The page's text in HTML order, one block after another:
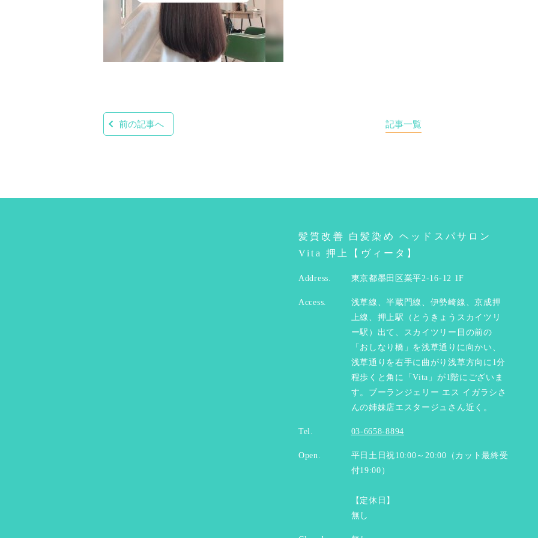
前の記事へ 記事一覧
髪質改善 白髪染め ヘッドスパサロン
Vita 押上【ヴィータ】
Address. 東京都墨田区業平2-16-12 1F
Access.
浅草線、半蔵門線、伊勢崎線、京成押
上線、押上駅（とうきょうスカイツリ
ー駅）出て、スカイツリー目の前の
「おしなり橋」を浅草通りに向かい、
浅草通りを右手に曲がり浅草方向に1分
程歩くと角に「Vita」が1階にございま
す。ブーランジェリー エス イガラシさ
んの姉妹店エスタージュさん近く。
Tel. 03-6658-8894
Open.
平日土日祝10:00～20:00（カット最終受
付19:00）
【定休日】
無し